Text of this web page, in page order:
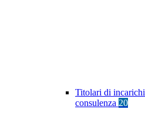
Titolari di
consulenza 20